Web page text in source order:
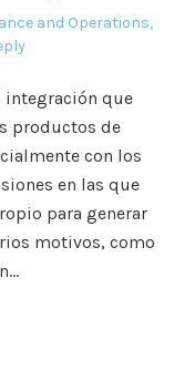
and Operations,
integración que
productos de
con los
en las que
para generar
motivos, como